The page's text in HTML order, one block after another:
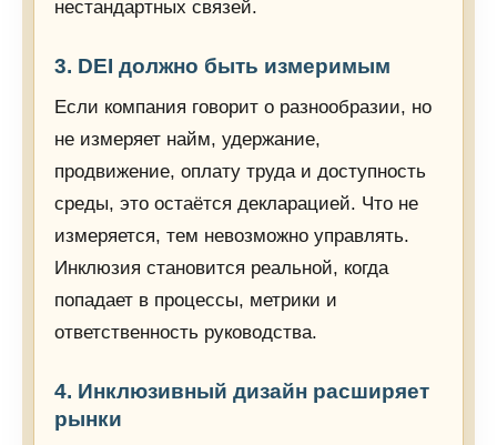
нестандартных связей.
3. DEI должно быть измеримым
Если компания говорит о разнообразии, но
не измеряет найм, удержание,
продвижение, оплату труда и доступность
среды, это остаётся декларацией. Что не
измеряется, тем невозможно управлять.
Инклюзия становится реальной, когда
попадает в процессы, метрики и
ответственность руководства.
4. Инклюзивный дизайн расширяет
рынки